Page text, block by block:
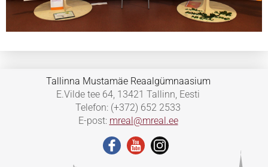
Tallinna Mustamäe Reaalgümnaasium
E.Vilde tee 64, 13421 Tallinn, Eesti
Telefon: (+372) 652 2533
E-post: mreal@mreal.ee